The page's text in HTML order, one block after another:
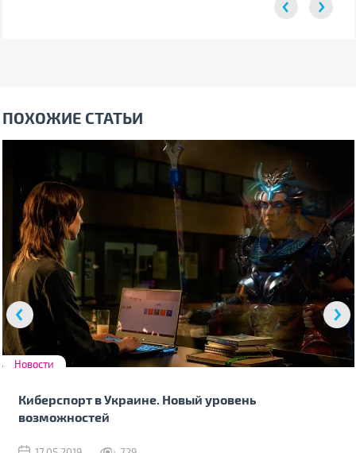
ПОХОЖИЕ СТАТЬИ
Новости
Киберспорт в Украине. Новый уровень
возможностей